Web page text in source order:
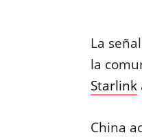
La
la
Starlink
China